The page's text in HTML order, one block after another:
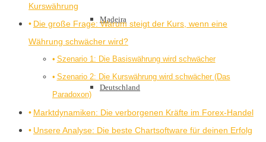
Madeira
Deutschland
Kurswährung
Die große Frage: Warum steigt der Kurs, wenn eine
Währung schwächer wird?
Szenario 1: Die Basiswährung wird schwächer
Szenario 2: Die Kurswährung wird schwächer (Das
Paradoxon)
Marktdynamiken: Die verborgenen Kräfte im Forex-Handel
Unsere Analyse: Die beste Chartsoftware für deinen Erfolg